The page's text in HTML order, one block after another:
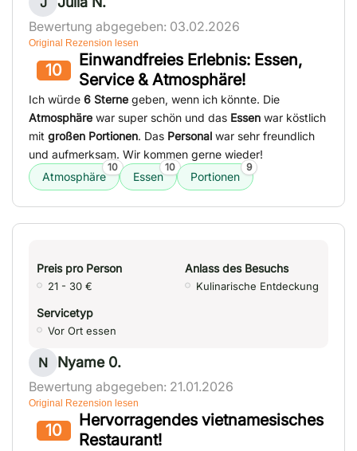
Bewertung abgegeben: 03.02.2026
Original Rezension lesen
10
Einwandfreies Erlebnis: Essen,
Service & Atmosphäre!
Ich würde 6 Sterne geben, wenn ich könnte. Die
Atmosphäre war super schön und das Essen war köstlich
mit großen Portionen. Das Personal war sehr freundlich
und aufmerksam. Wir kommen gerne wieder!
Atmosphäre
10
Essen
10
Portionen
9
Preis pro Person
21 - 30 €
Anlass des Besuchs
Kulinarische Entdeckung
Servicetyp
Vor Ort essen
N Nyame 0.
Bewertung abgegeben: 21.01.2026
Original Rezension lesen
10
Hervorragendes vietnamesisches
Restaurant!